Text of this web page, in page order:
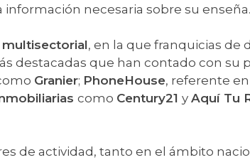
necesaria sobre su enseña.
, en la que franquicias de
destacadas que han contado con su
Granier; PhoneHouse, referente en
como Century21 y Aquí Tu
de actividad, tanto en el ámbito